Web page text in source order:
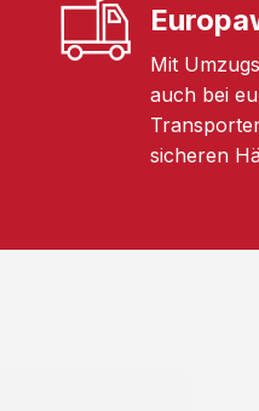
Mit
auch bei
sicheren